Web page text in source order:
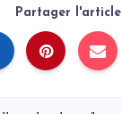
Partager